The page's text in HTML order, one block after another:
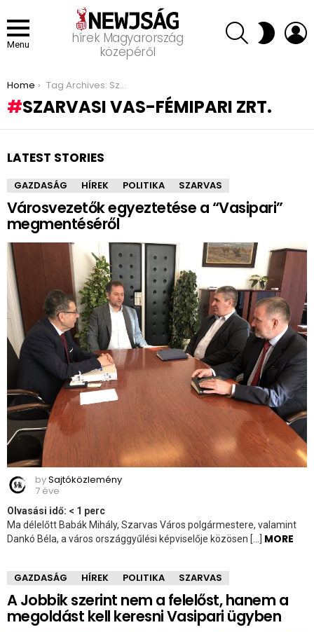
Menu
hírek Magyarország
közepéről
SEARCH SWITCH
SKIN
You are here:
Home Tag Archives: Szarvasi Vas-Fémipari Zrt.
SZARVASI VAS-FÉMIPARI ZRT.
LATEST STORIES
GAZDASÁG HÍREK POLITIKA SZARVAS
Városvezetők egyeztetése a “Vasipari”
megmentéséről
bySajtóközlemény
7 éve
Olvasási idő: < 1 perc
Ma délelőtt Babák Mihály, Szarvas Város polgármestere, valamint
Dankó Béla, a város országgyűlési képviselője közösen […] MORE
GAZDASÁG HÍREK POLITIKA SZARVAS
A Jobbik szerint nem a felelőst, hanem a
megoldást kell keresni Vasipari ügyben